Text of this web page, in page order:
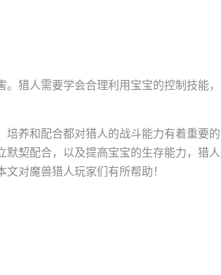
猎人需要学会合理利用宝宝的控制技能，
养和配合都对猎人的战斗能力有着重要的
契配合，以及提高宝宝的生存能力，猎人
对魔兽猎人玩家们有所帮助！